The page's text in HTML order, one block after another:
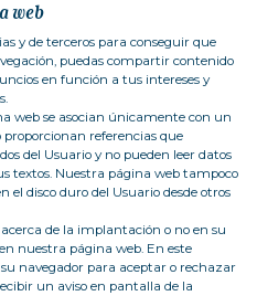
web
y de terceros para conseguir que
puedas compartir contenido
en función a tus intereses y
web se asocian únicamente con un
referencias que
del Usuario y no pueden leer datos
textos. Nuestra página web tampoco
el disco duro del Usuario desde otros
de la implantación o no en su
nuestra página web. En este
navegador para aceptar o rechazar
un aviso en pantalla de la